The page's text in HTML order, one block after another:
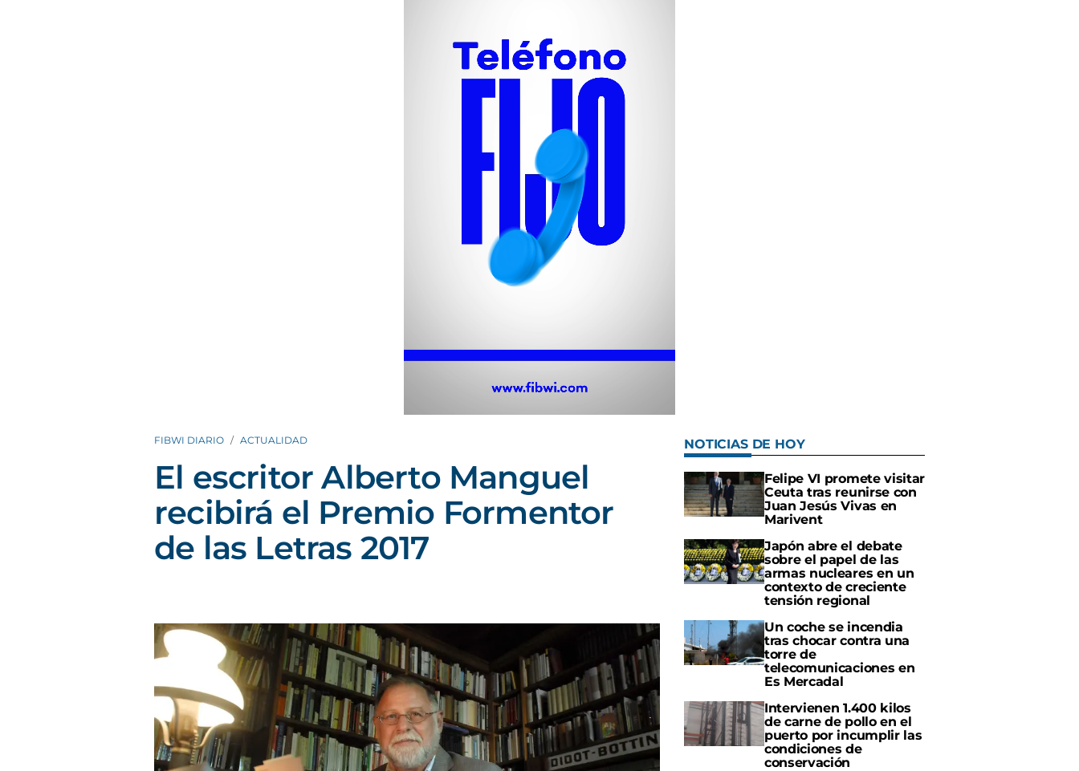
FIBWI DIARIO ACTUALIDAD
El escritor Alberto Manguel
recibirá el Premio Formentor
de las Letras 2017
NOTICIAS DE HOY
Felipe VI promete visitar
Ceuta tras reunirse con
Juan Jesús Vivas en
Marivent
Japón abre el debate
sobre el papel de las
armas nucleares en un
contexto de creciente
tensión regional
Un coche se incendia
tras chocar contra una
torre de
telecomunicaciones en
Es Mercadal
Intervienen 1.400 kilos
de carne de pollo en el
puerto por incumplir las
condiciones de
conservación